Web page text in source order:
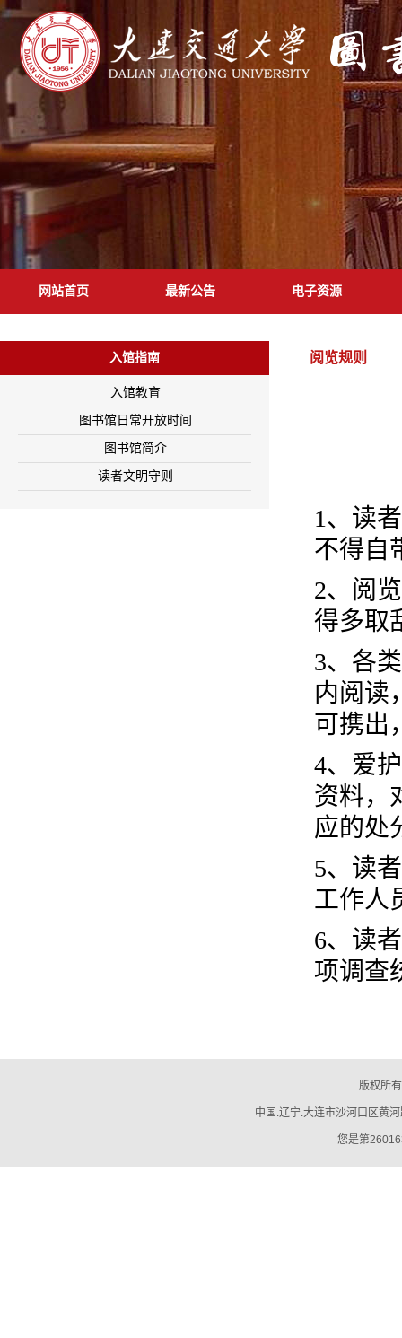
网站首页 最新公告 电子资源
入馆指南
入馆教育
图书馆日常开放时间
图书馆简介
读者文明守则
阅览规则
1、读
不得自
2、阅
得多取
3、各
内阅读
可携出
4、爱
资料，
应的处
5、读
工作人
6、读
项调查
版权所
中国.辽宁.大连市沙河口区黄
您是第